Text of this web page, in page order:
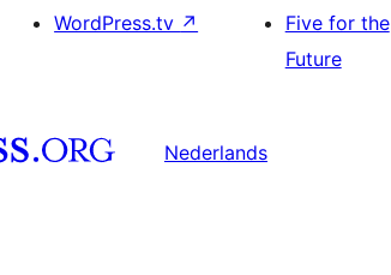
WordPress.tv ↗
Five for the
Future
Nederlands